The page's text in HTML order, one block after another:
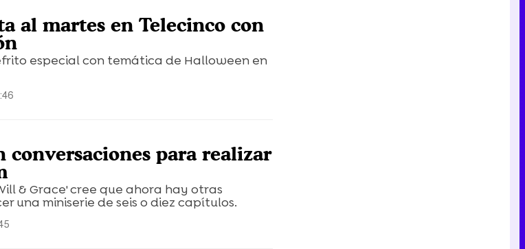
al martes en Telecinco con
especial con temática de Halloween en
conversaciones para realizar
& Grace' cree que ahora hay otras
una miniserie de seis o diez capítulos.